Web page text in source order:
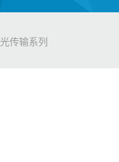
光传输系列